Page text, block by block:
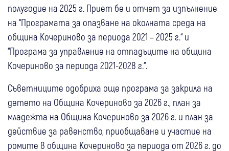
полугодие на 2025 г. Приет бе и отчет за изпълнение
на “Програмата за опазване на околната среда на
община Кочериново за периода 2021 – 2025 г.“ и
“Програма за управление на отпадъците на община
Кочериново за периода 2021-2028 г.“.
Съветниците одобриха още програма за закрила на
детето на Община Кочериново за 2026 г., план за
младежта на Община Кочериново за 2026 г. и план за
действие за равенство, приобщаване и участие на
ромите в община Кочериново за периода от 2026 г. до